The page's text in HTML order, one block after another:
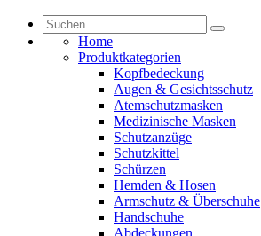
Home
Produktkategorien
Kopfbedeckung
Augen & Gesichtsschutz
Atemschutzmasken
Medizinische Masken
Schutzanzüge
Schutzkittel
Schürzen
Hemden & Hosen
Armschutz & Überschuhe
Handschuhe